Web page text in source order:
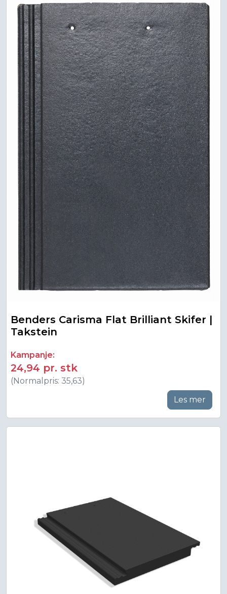
Benders Carisma Flat Brilliant Skifer |
Takstein
Kampanje:
24,94 pr. stk
(Normalpris: 35,63)
Les mer